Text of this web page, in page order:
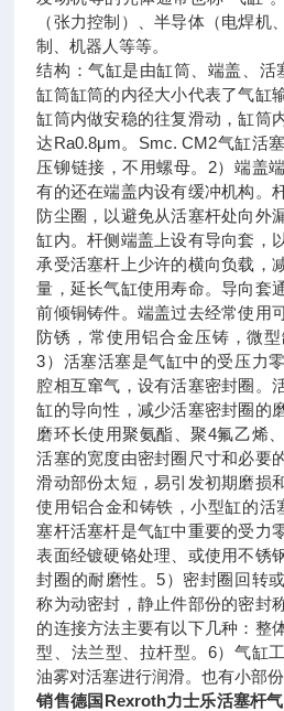
（张力控制）、半导体（电焊机
制、机器人等等。
结构：气缸是由缸筒、端盖、活
缸筒缸筒的内径大小代表了气缸
缸筒内做安稳的往复滑动，缸筒
达Ra0.8μm。Smc. CM2气缸活
压铆链接，不用螺母。2）端盖
有的还在端盖内设有缓冲机构。
防尘圈，以避免从活塞杆处向外
缸内。杆侧端盖上设有导向套，
承受活塞杆上少许的横向负载，
量，延长气缸使用寿命。导向套
前倾铜铸件。端盖过去经常使用
防锈，常使用铝合金压铸，微型
3）活塞活塞是气缸中的受压力
腔相互窜气，设有活塞密封圈。
缸的导向性，减少活塞密封圈的
磨环长使用聚氨酯、聚4氟乙烯
活塞的宽度由密封圈尺寸和必要
滑动部份太短，易引发初期磨损
使用铝合金和铸铁，小型缸的活
塞杆活塞杆是气缸中重要的受力
表面经镀硬铬处理、或使用不锈
封圈的耐磨性。5）密封圈回转
称为动密封，静止件部份的密封
的连接方法主要有以下几种：整
型、法兰型、拉杆型。6）气缸
油雾对活塞进行润滑。也有小部份
销售德国Rexroth力士乐活塞杆